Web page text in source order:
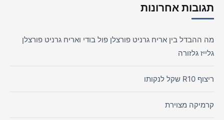
תגובות אחרונות
מה ההבדל בין אריח גרניט פורצלן פול בודי ואריח גרניט פורצלן
גלייז גלזורה
ריצוף R10 שקל לנקותו
קרמיקה מצוירת